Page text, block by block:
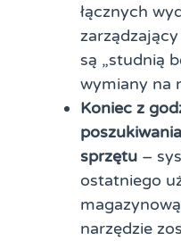
łącznych
są „studnią
wymiany na
Koniec z
sprzętu –
ostatniego
narzędzie